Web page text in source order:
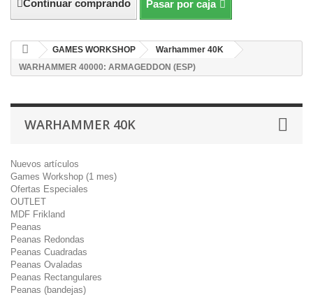
Continuar comprando Pasar por caja
GAMES WORKSHOP
Warhammer 40K
WARHAMMER 40000: ARMAGEDDON (ESP)
WARHAMMER 40K
Nuevos artículos
Games Workshop (1 mes)
Ofertas Especiales
OUTLET
MDF Frikland
Peanas
Peanas Redondas
Peanas Cuadradas
Peanas Ovaladas
Peanas Rectangulares
Peanas (bandejas)